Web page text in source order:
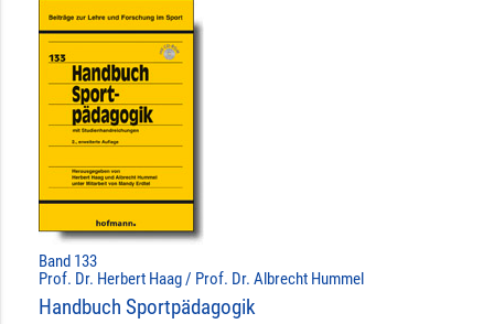
Band 133
Prof. Dr. Herbert Haag / Prof. Dr. Albrecht Hummel
Handbuch Sportpädagogik